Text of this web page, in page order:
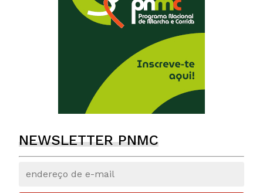
NEWSLETTER PNMC